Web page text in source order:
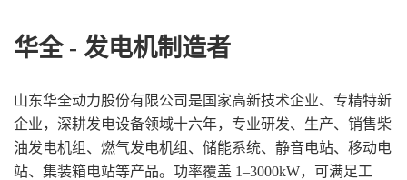
华全 - 发电机制造者
山东华全动力股份有限公司是国家高新技术企业、专精特新
企业，深耕发电设备领域十六年，专业研发、生产、销售柴
油发电机组、燃气发电机组、储能系统、静音电站、移动电
站、集装箱电站等产品。功率覆盖 1–3000kW，可满足工